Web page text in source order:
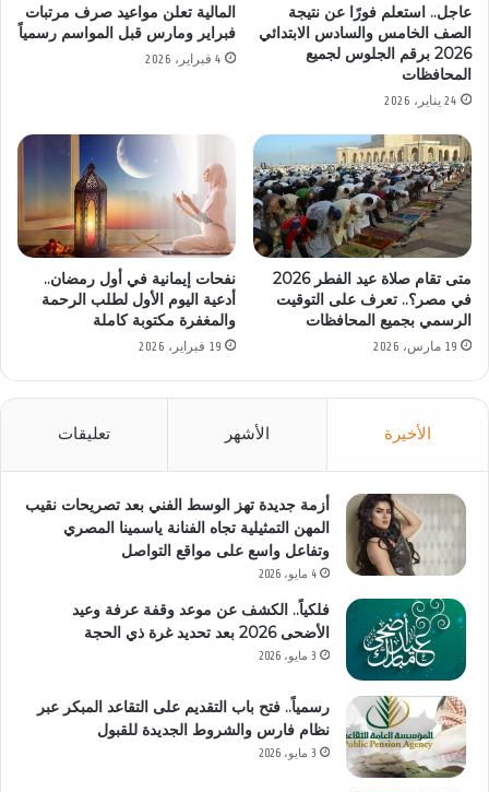
عاجل.. استعلم فورًا عن نتيجة
الصف الخامس والسادس الابتدائي
2026 برقم الجلوس لجميع
المحافظات
24 يناير، 2026
المالية تعلن مواعيد صرف مرتبات
فبراير ومارس قبل المواسم رسمياً
4 فبراير، 2026
متى تقام صلاة عيد الفطر 2026
في مصر؟.. تعرف على التوقيت
الرسمي بجميع المحافظات
19 مارس، 2026
نفحات إيمانية في أول رمضان..
أدعية اليوم الأول لطلب الرحمة
والمغفرة مكتوبة كاملة
19 فبراير، 2026
الأخيرة الأشهر تعليقات
أزمة جديدة تهز الوسط الفني بعد تصريحات نقيب
المهن التمثيلية تجاه الفنانة ياسمينا المصري
وتفاعل واسع على مواقع التواصل
4 مايو، 2026
فلكياً.. الكشف عن موعد وقفة عرفة وعيد
الأضحى 2026 بعد تحديد غرة ذي الحجة
3 مايو، 2026
رسمياً.. فتح باب التقديم على التقاعد المبكر عبر
نظام فارس والشروط الجديدة للقبول
3 مايو، 2026